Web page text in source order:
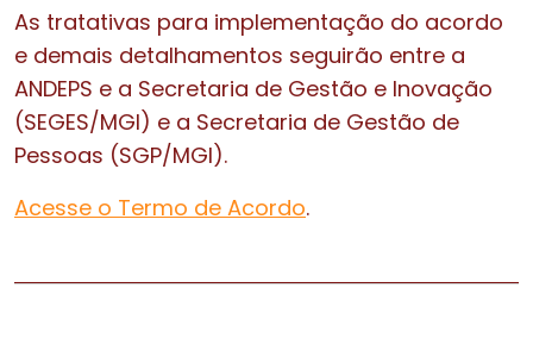
As tratativas para implementação do acordo
e demais detalhamentos seguirão entre a
ANDEPS e a Secretaria de Gestão e Inovação
(SEGES/MGI) e a Secretaria de Gestão de
Pessoas (SGP/MGI).
Acesse o Termo de Acordo.